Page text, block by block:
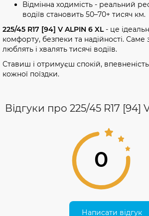
Відмінна ходимість - реальний
водіїв становить 50–70+ тисяч км.
225/45 R17 [94] V ALPIN 6 XL- це
комфорту, безпеки та надійності. Саме
люблять і хвалять тисячі водіїв.
Ставиш і отримуєш спокій,
кожної поїздки.
Відгуки про 225/45 R17 [94]
0
Написати відгук